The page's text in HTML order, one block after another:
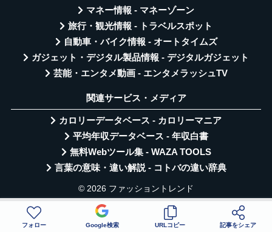
マネー情報 - マネーゾーン
旅行・観光情報 - トラベルスポット
自動車・バイク情報 - オートタイムズ
ガジェット・デジタル製品情報 - デジタルガジェット
芸能・エンタメ動画 - エンタメラッシュTV
関連サービス・メディア
カロリーデータベース - カロリーマニア
平均年収データベース - 年収白書
無料Webツール集 - WAZA TOOLS
言葉の意味・違い解説 - コトバの違い辞典
© 2026 ファッショントレンド
フォロー Google検索 URLコピー 記事をシェア